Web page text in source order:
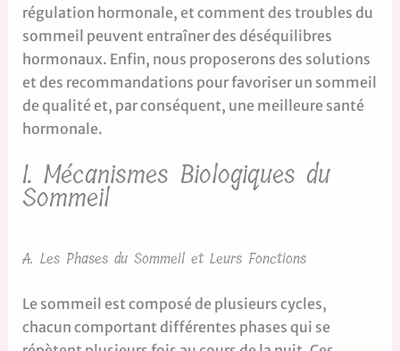
régulation hormonale, et comment des troubles du
sommeil peuvent entraîner des déséquilibres
hormonaux. Enfin, nous proposerons des solutions
et des recommandations pour favoriser un sommeil
de qualité et, par conséquent, une meilleure santé
hormonale.
I. Mécanismes Biologiques du
Sommeil
A. Les Phases du Sommeil et Leurs Fonctions
Le sommeil est composé de plusieurs cycles,
chacun comportant différentes phases qui se